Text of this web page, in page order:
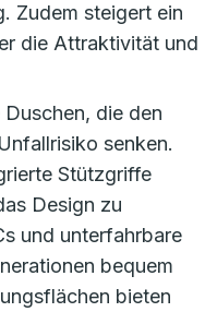
Zudem steigert ein
die Attraktivität und
die den
senken.
Stützgriffe
Design zu
und unterfahrbare
bequem
bieten